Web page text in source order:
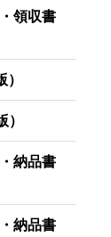
領収書
納品書
納品書